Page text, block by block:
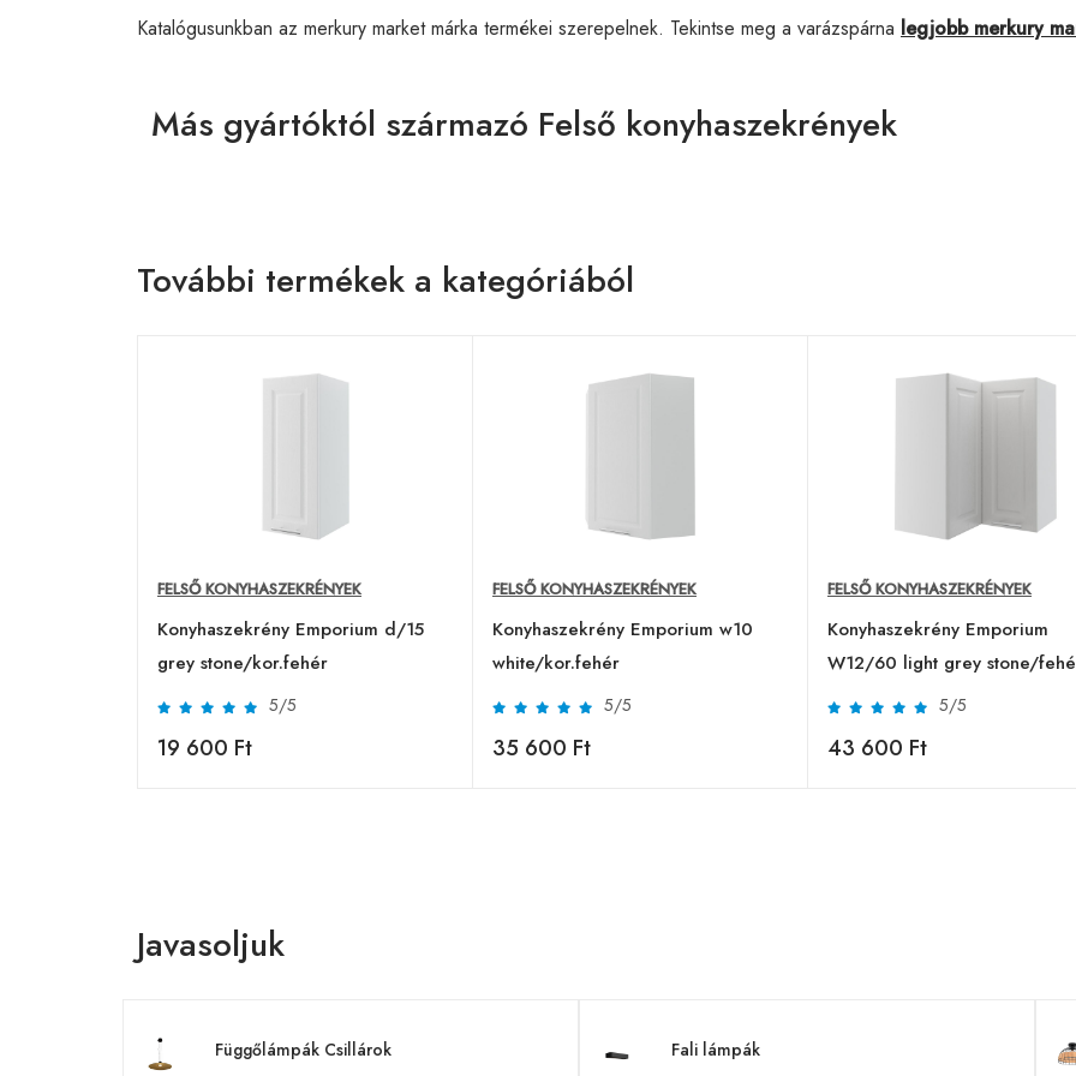
Katalógusunkban az merkury market márka termékei szerepelnek. Tekintse meg a varázspárna legjobb merkury
Más gyártóktól származó Felső konyhaszekrények
További termékek a kategóriából
FELSŐ KONYHASZEKRÉNYEK
Konyhaszekrény Emporium d/15
grey stone/kor.fehér
5/5
19 600 Ft
FELSŐ KONYHASZEKRÉNYEK
Konyhaszekrény Emporium w10
white/kor.fehér
5/5
35 600 Ft
FELSŐ KONYHASZEKRÉNYEK
Konyhaszekrény Emporium
W12/60 light grey stone/
5/5
43 600 Ft
Javasoljuk
Függőlámpák Csillárok Fali lámpák